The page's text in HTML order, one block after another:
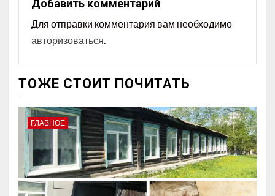
Добавить комментарий
Для отправки комментария вам необходимо
авторизоваться
ТОЖЕ СТОИТ ПОЧИТАТЬ
ГЛАВНОЕ